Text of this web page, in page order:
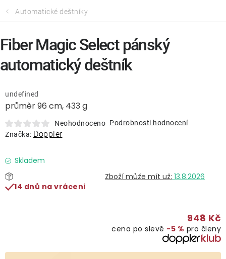
Lavice a houpačky
Lehátka
Doplňky
Deštníky
Gastro produkty
Automatické deštníky
průměr 96 cm, 433 g
undefined
Neohodnoceno Podrobnosti hodnocení
Značka: Doppler
Skladem
13.8.2026
14 dnů na vrácení
948 Kč
cena po slevě −5 % pro členy
Fiber Magic Select pánský
automatický deštník